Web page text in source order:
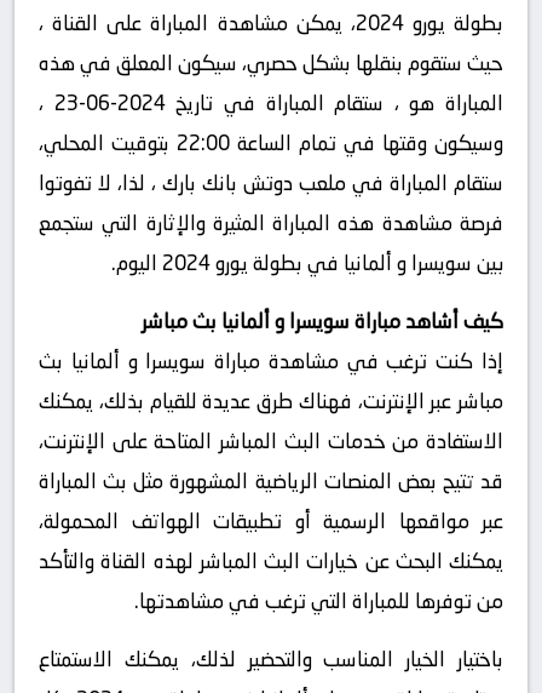
بطولة يورو 2024، يمكن مشاهدة المباراة على القناة ،
حيث ستقوم بنقلها بشكل حصري، سيكون المعلق في هذه
المباراة هو ، ستقام المباراة في تاريخ 2024-06-23 ،
وسيكون وقتها في تمام الساعة 22:00 بتوقيت المحلي،
ستقام المباراة في ملعب دوتش بانك بارك ، لذا، لا تفوتوا
فرصة مشاهدة هذه المباراة المثيرة والإثارة التي ستجمع
بين سويسرا و ألمانيا في بطولة يورو 2024 اليوم.
كيف أشاهد مباراة سويسرا و ألمانيا بث مباشر
إذا كنت ترغب في مشاهدة مباراة سويسرا و ألمانيا بث
مباشر عبر الإنترنت، فهناك طرق عديدة للقيام بذلك، يمكنك
الاستفادة من خدمات البث المباشر المتاحة على الإنترنت،
قد تتيح بعض المنصات الرياضية المشهورة مثل بث المباراة
عبر مواقعها الرسمية أو تطبيقات الهواتف المحمولة،
يمكنك البحث عن خيارات البث المباشر لهذه القناة والتأكد
من توفرها للمباراة التي ترغب في مشاهدتها.
باختيار الخيار المناسب والتحضير لذلك، يمكنك الاستمتاع